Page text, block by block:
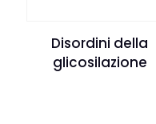
Disordini della
glicosilazione